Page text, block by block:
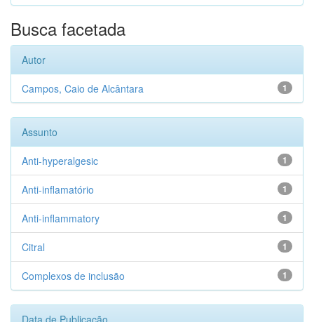
Busca facetada
Autor
1
Campos, Caio de Alcântara
Assunto
1
Anti-hyperalgesic
1
Anti-inflamatório
1
Anti-inflammatory
1
Citral
1
Complexos de inclusão
Data de Publicação